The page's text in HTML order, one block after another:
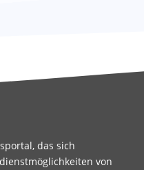
das sich
von